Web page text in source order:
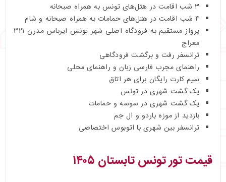
۳ شب اقامت در هتل‌های تونس به همراه صبحانه
۴ شب اقامت در هتل‌های حمامات به همراه صبحانه و شام
پرواز مستقیم به فرودگاه اصلی شهر تونس ایرباس مدرن ۳۲۱
معراج
ترانسفر رفت و برگشت فرودگاهی
راهنمای مجرب فارسی زبان و راهنمای محلی
سیم کارت رایگان برای هر اتاق
یک گشت شهری در تونس
یک گشت شهری در سوسه و حمامات
بازدید از موزه باردو و ال جم
ترانسفر بین شهری با اتوبوس اختصاصی
قیمت تور تونس تابستان ۱۴۰۵